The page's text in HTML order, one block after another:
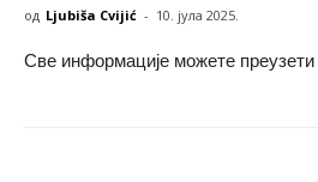
од Ljubiša Cvijić - 10. јула 2025.
Све информације можете преузети